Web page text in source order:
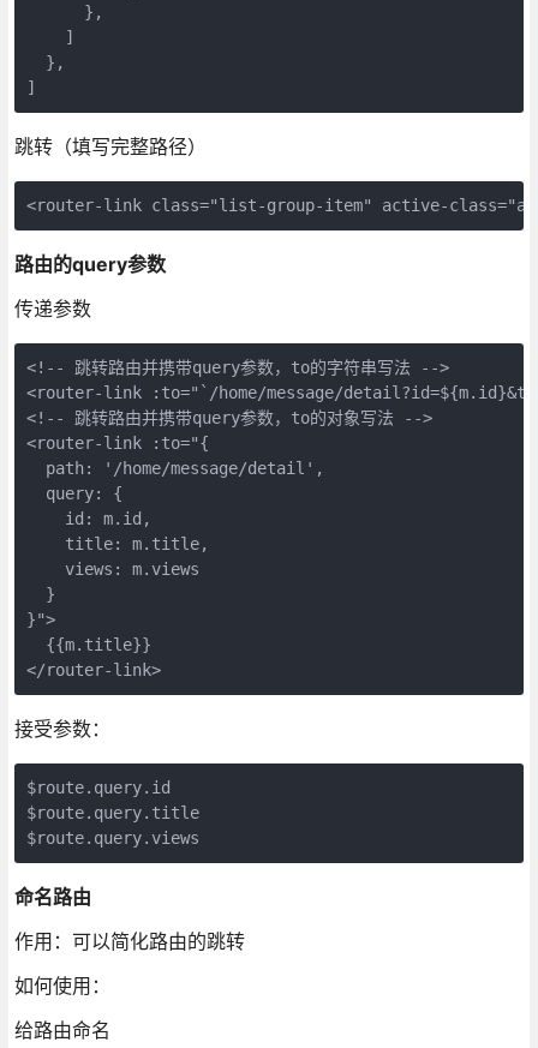
      },
    ]
  },
跳转（填写完整路径）
路由的query参数
传递参数
<!-- 跳转路由并携带query参数，to的字符串写法 -->
<router-link :to="`/home/message/
<!-- 跳转路由并携带query参数，to的对象写法 -->
<router-link :to="{
  path: '/home/message/detail',
  query: {
    id: m.id,
    title: m.title,
    views: m.views
  }
}">
  {{m.title}}
</router-link>
接受参数：
$route.query.id
$route.query.title
命名路由
作用：可以简化路由的跳转
如何使用：
给路由命名